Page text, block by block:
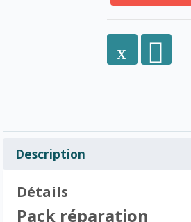
Description
Détails
Pack réparation